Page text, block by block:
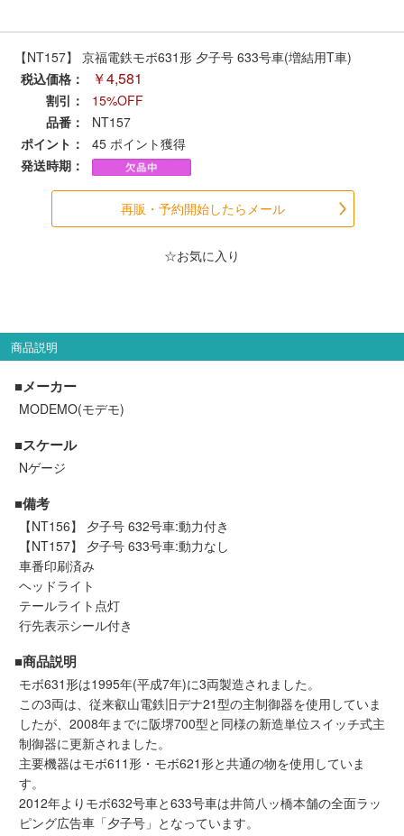
セール商品
走行エリア別 鉄道模型車両リスト
北海道・東北
中部 関西
お役立ち情報
鉄道模型の情報
メルマガ登録
ご注文方法
ヘルプページ
お問い合せ
ログイン/マイページ
お気に入りリスト
新規会員登録
【NT157】 京福電鉄モボ631形 夕子号 633号車(増結用T車)
税込価格：
￥4,581
割引：
15%OFF
品番：
NT157
ポイント：
45 ポイント獲得
発送時期：
再販・予約開始したらメール
☆お気に入り
商品説明
■メーカー
MODEMO(モデモ)
■スケール
Nゲージ
■備考
【NT156】 夕子号 632号車:動力付き
【NT157】 夕子号 633号車:動力なし
車番印刷済み
ヘッドライト
テールライト点灯
行先表示シール付き
■商品説明
モボ631形は1995年(平成7年)に3両製造されました。
この3両は、従来叡山電鉄旧デナ21型の主制御器を使用していま
したが、2008年までに阪堺700型と同様の新造単位スイッチ式主
制御器に更新されました。
主要機器はモボ611形・モボ621形と共通の物を使用していま
す。
2012年よりモボ632号車と633号車は井筒八ッ橋本舗の全面ラッ
ピング広告車「夕子号」となっています。